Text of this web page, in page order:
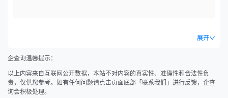
展开
企查询温馨提示：
以上内容来自互联网公开数据，本站不对内容的真实性、准确性和合法性负
责，仅供您参考。如有任何问题请点击页面底部「联系我们」进行反馈，企查
询会积极处理。